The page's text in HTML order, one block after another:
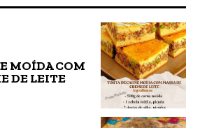
MOÍDA COM
DE LEITE